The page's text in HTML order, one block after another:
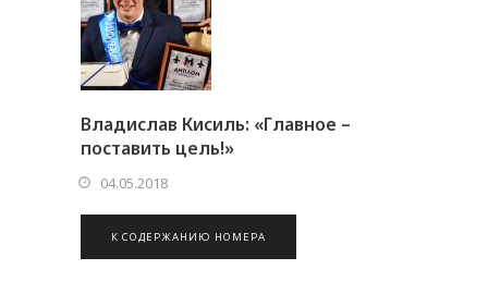
Владислав Кисиль: «Главное –
поставить цель!»
04.05.2018
К СОДЕРЖАНИЮ НОМЕРА